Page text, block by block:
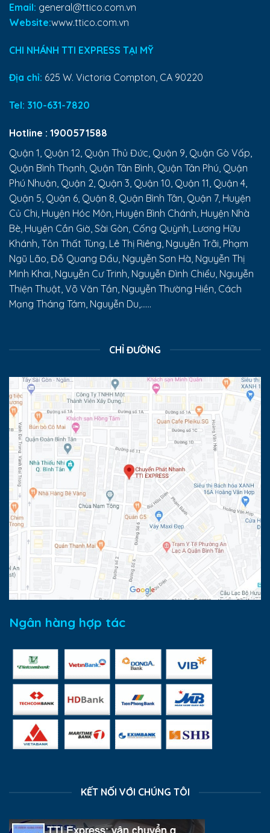
Email: general@ttico.com.vn
Website:www.ttico.com.vn
CHI NHÁNH TTI EXPRESS TẠI MỸ
Địa chỉ: 625 W. Victoria Compton, CA 90220
Tel: 310-631-7820
Hotline : 1900571588
Quận 1, Quận 12, Quận Thủ Đức, Quận 9, Quận Gò Vấp,
Quận Bình Thạnh, Quận Tân Bình, Quận Tân Phú, Quận
Phú Nhuận, Quận 2, Quận 3, Quận 10, Quận 11, Quận 4,
Quận 5, Quận 6, Quận 8, Quận Bình Tân, Quận 7, Huyện
Củ Chi, Huyện Hóc Môn, Huyện Bình Chánh, Huyện Nhà
Bè, Huyện Cần Giờ, Sài Gòn, Cống Quỳnh, Lương Hữu
Khánh, Tôn Thất Tùng, Lê Thị Riêng, Nguyễn Trãi, Phạm
Ngũ Lão, Đỗ Quang Đẩu, Nguyễn Sơn Hà, Nguyễn Thị
Minh Khai, Nguyễn Cư Trinh, Nguyễn Đình Chiểu, Nguyễn
Thiện Thuật, Võ Văn Tần, Nguyễn Thường Hiền, Cách
Mạng Tháng Tám, Nguyễn Du,......
CHỈ ĐƯỜNG
Ngân hàng hợp tác
KẾT NỐI VỚI CHÚNG TÔI